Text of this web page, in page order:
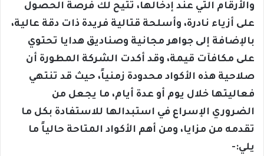
والأرقام التي عند إدخالها، تتيح لك فرصة الحصول
على أزياء نادرة، وأسلحة قتالية فريدة ذات دقة عالية،
بالإضافة إلى جواهر مجانية وصناديق هدايا تحتوي
على مكافآت قيمة، وقد أكدت الشركة المطورة أن
صلاحية هذه الأكواد محدودة زمنياً، حيث قد تنتهي
فعاليتها خلال يوم أو عدة أيام، ما يجعل من
الضروري الإسراع في استبدالها للاستفادة بكل ما
تقدمه من مزايا، ومن أهم الأكواد المتاحة حالياً ما
يلي:-